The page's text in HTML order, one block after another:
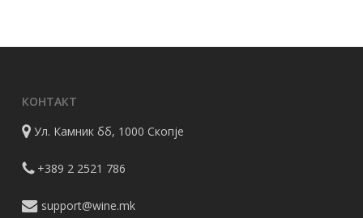
КОНТАКТ
Ул. Камник бб, 1000 Скопје
+389 2 2521 786
support@wine.mk